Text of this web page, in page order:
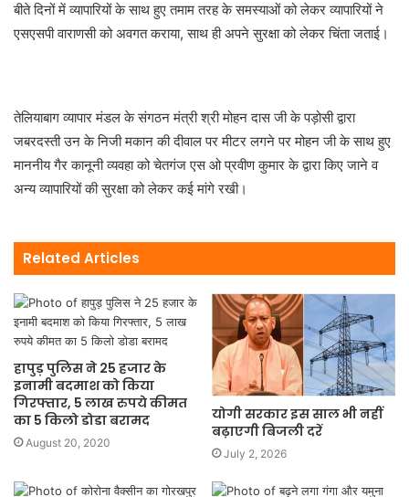
बीते दिनों में व्यापारियों के साथ हुए तमाम तरह के समस्याओं को लेकर व्यापारियों ने
एसएसपी वाराणसी को अवगत कराया, साथ ही अपने सुरक्षा को लेकर चिंता जताई।
तेलियाबाग व्यापार मंडल के संगठन मंत्री श्री मोहन दास जी के पड़ोसी द्वारा
जबरदस्ती उन के निजी मकान की दीवाल पर मीटर लगने पर मोहन जी के साथ हुए
माननीय गैर कानूनी व्यवहा को चेतगंज एस ओ प्रवीण कुमार के द्वारा किए जाने व
अन्य व्यापारियों की सुरक्षा को लेकर कई मांगे रखी।
Related Articles
हापुड़ पुलिस ने 25 हजार के
इनामी बदमाश को किया
गिरफ्तार, 5 लाख रुपये कीमत
का 5 किलो डोडा बरामद
August 20, 2020
योगी सरकार इस साल भी नहीं
बढ़ाएगी बिजली दरें
July 2, 2026